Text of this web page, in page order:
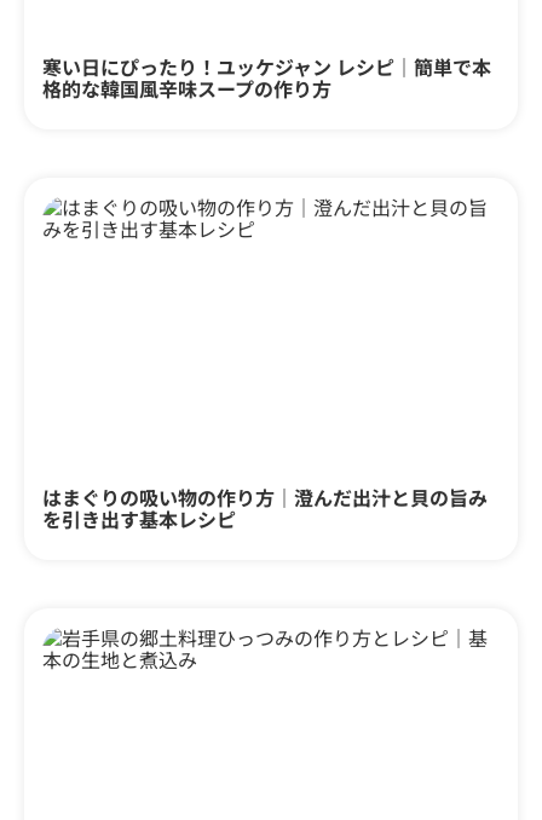
寒い日にぴったり！ユッケジャン レシピ｜簡単で本
格的な韓国風辛味スープの作り方
はまぐりの吸い物の作り方｜澄んだ出汁と貝の旨み
を引き出す基本レシピ